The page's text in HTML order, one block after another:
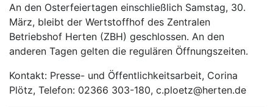
An den Osterfeiertagen einschließlich Samstag, 30.
März, bleibt der Wertstoffhof des Zentralen
Betriebshof Herten (ZBH) geschlossen. An den
anderen Tagen gelten die regulären Öffnungszeiten.
Kontakt: Presse- und Öffentlichkeitsarbeit, Corina
Plötz, Telefon: 02366 303-180, c.ploetz@herten.de